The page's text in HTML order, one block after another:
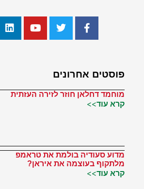
פוסטים אחרונים
מוחמד דחלאן חוזר לזירה העזתית
קרא עוד>>
מדוע סעודיה בולמת את טראמפ
מלתקוף בעוצמה את איראן?
קרא עוד>>